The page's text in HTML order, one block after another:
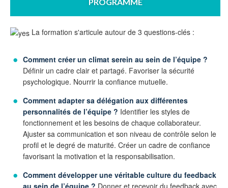
La formation s'articule autour de 3 questions-clés :
Comment créer un climat serein au sein de l’équipe ?
Définir un cadre clair et partagé. Favoriser la sécurité
psychologique. Nourrir la confiance mutuelle.
Comment adapter sa délégation aux différentes
personnalités de l’équipe ? Identifier les styles de
fonctionnement et les besoins de chaque collaborateur.
Ajuster sa communication et son niveau de contrôle selon le
profil et le degré de maturité. Créer un cadre de confiance
favorisant la motivation et la responsabilisation.
Comment développer une véritable culture du feedback